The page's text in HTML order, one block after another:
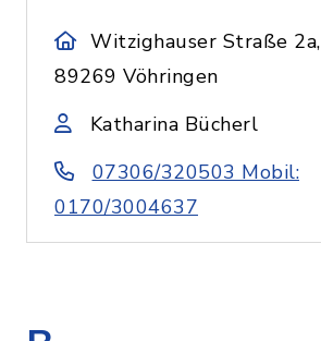
Witzighauser Straße 2a,
89269 Vöhringen
Katharina Bücherl
07306/320503 Mobil:
0170/3004637